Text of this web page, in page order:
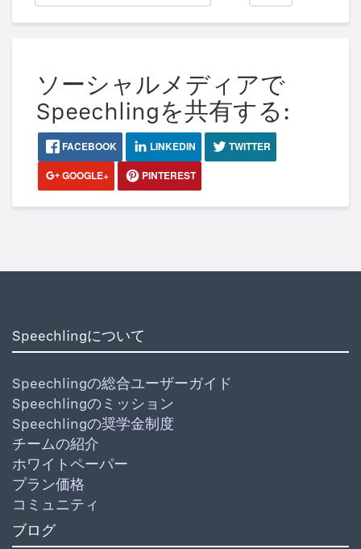
ソーシャルメディアで
Speechlingを共有する:
FACEBOOK LINKEDIN
TWITTER
GOOGLE+
PINTEREST
Speechlingについて
Speechlingの総合ユーザーガイド
Speechlingのミッション
Speechlingの奨学金制度
チームの紹介
ホワイトペーパー
プラン価格
コミュニティ
ブログ